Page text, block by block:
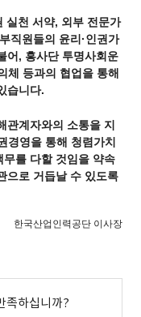
실천 서약, 외부 전문가
직원들의 윤리·인권가
어, 흥사단 투명사회운
체 등과의 협업을 통해
습니다.
관계자와의 소통을 지
경영을 통해 청렴가치
를 다할 것임을 약속
으로 거듭날 수 있도록
한국산업인력공단 이사장
족하십니까?